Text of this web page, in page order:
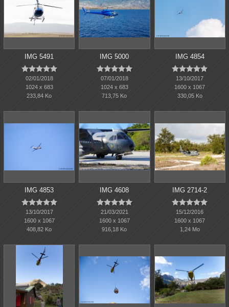
IMG 5491

02/01/2018
1024 x 683
233,84 Ko
IMG 5000

07/01/2018
1024 x 683
713,75 Ko
IMG 4854

13/10/2017
1600 x 1067
330,05 Ko
IMG 4853

13/10/2017
1600 x 1067
408,82 Ko
IMG 4608

21/03/2021
1600 x 1067
916,18 Ko
IMG 2714-2

15/12/2016
1600 x 1067
1,24 Mo